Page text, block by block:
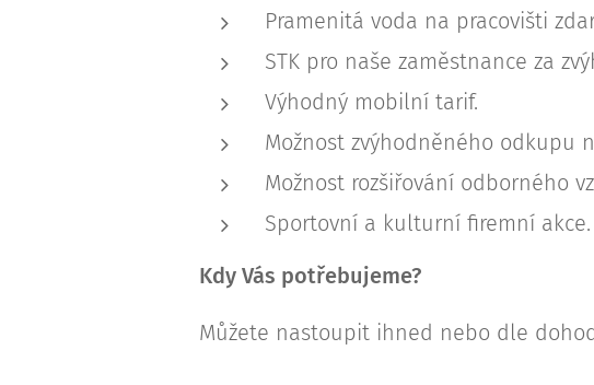
Pramenitá voda na pracovišti
STK pro naše zaměstnance za
Výhodný mobilní tarif.
Možnost zvýhodněného odkupu
Možnost rozšiřování odborného
Sportovní a kulturní firemní akce.
Kdy Vás potřebujeme?
Můžete nastoupit ihned nebo dle